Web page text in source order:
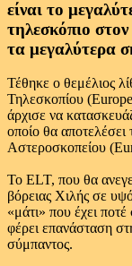
είναι το
τηλεσκόπιο
τα μεγαλύτερα
Τέθηκε ο θεμέλιος
Τηλεσκοπίου
άρχισε να
οποίο θα
Αστεροσκοπείου
Το ELT, που θα
βόρειας Χιλής σε
«μάτι» που έχει
φέρει επανάσταση
σύμπαντος.